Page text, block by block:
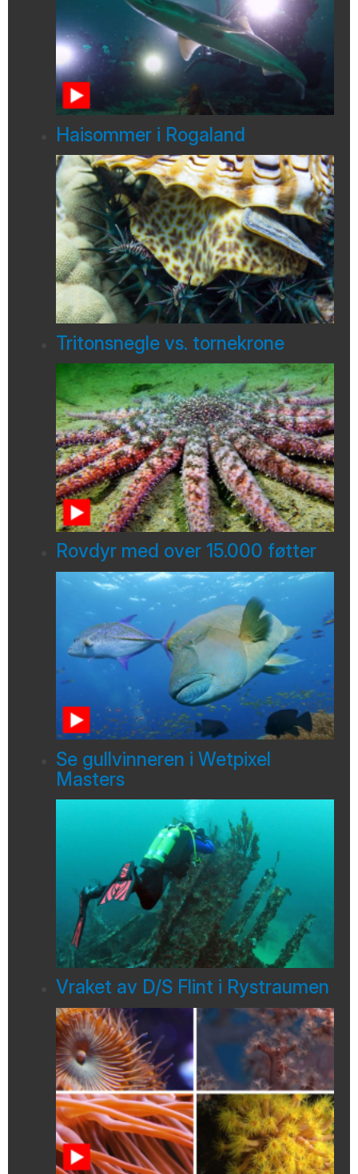
Haisommer i Rogaland
Tritonsnegle vs. tornekrone
Rovdyr med over 15.000 føtter
Se gullvinneren i Wetpixel
Masters
Vraket av D/S Flint i Rystraumen